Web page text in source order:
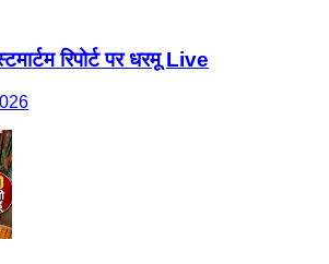
रिपोर्ट पर धरमू Live